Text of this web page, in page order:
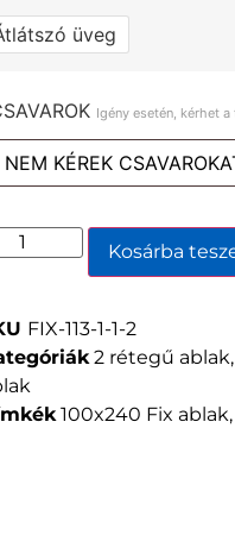
üveg
Igény esetén, kérhet
Kosárba
FIX-113-1-1-2
2 rétegű ablak,
100x240 Fix ablak,